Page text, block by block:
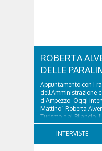
ROBERTA
DELLE
Appuntamento con i
dell’Amministrazione
d’Ampezzo. Oggi
Mattino” Roberta
Turismo e al Bilancio.
dell'eredità delle
di accessibilità e di
INTERVISTE